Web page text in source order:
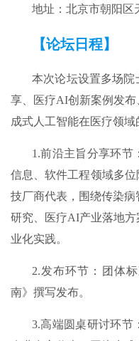
地址：北京市朝阳区
【论坛日程】
本次论坛设置多场
享、医疗AI创新案例发
成式人工智能在医疗领域
1.前沿主旨分享环节
信息、软件工程领域多
技厂商代表，围绕传染
研究、医疗AI产业落地
业化实践。
2.发布环节：团体
南》撰写发布。
3.高端圆桌研讨环节